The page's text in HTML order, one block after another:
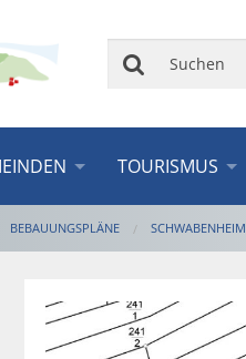
TOURISMUS
BEBAUUNGSPLÄNE SCHWABENHEIM